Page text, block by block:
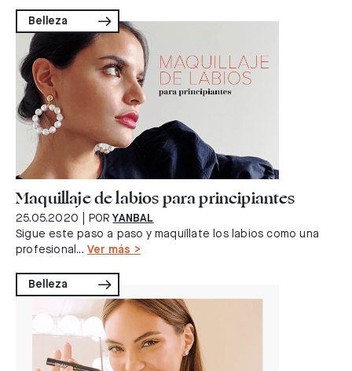
Belleza
Maquillaje de labios para principiantes
25.05.2020 | POR YANBAL
Sigue este paso a paso y maquíllate los labios como una
profesional... Ver más >
Belleza